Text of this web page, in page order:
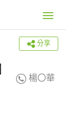
Toggle
分享
楊〇華